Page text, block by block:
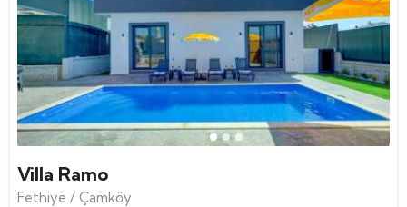
Villa Ramo
Fethiye / Çamköy